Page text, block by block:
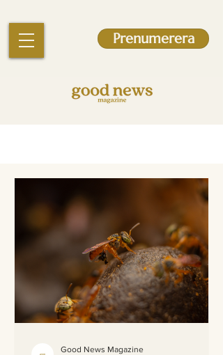
Prenumerera
Good News Magazine